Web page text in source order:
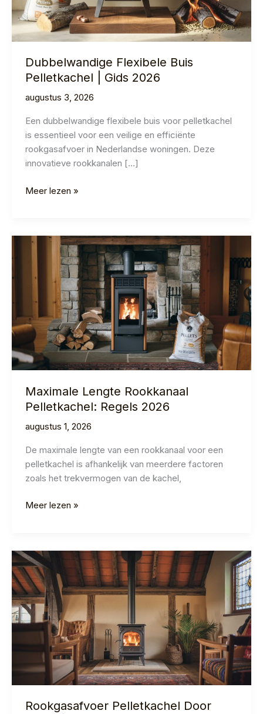
Dubbelwandige Flexibele Buis
Pelletkachel | Gids 2026
augustus 3, 2026
Een dubbelwandige flexibele buis voor pelletkachel
is essentieel voor een veilige en efficiënte
rookgasafvoer in Nederlandse woningen. Deze
innovatieve rookkanalen […]
Dubbelwandige
2026
Meer lezen »
Maximale Lengte Rookkanaal
Pelletkachel: Regels 2026
augustus 1, 2026
De maximale lengte van een rookkanaal voor een
pelletkachel is afhankelijk van meerdere factoren
zoals het trekvermogen van de kachel,
Maximale
Regels
2026
Meer lezen »
Rookgasafvoer Pelletkachel Door